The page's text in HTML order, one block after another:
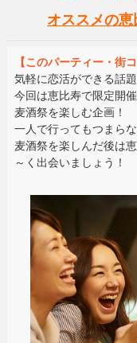
オススメの
【このパーティー・街
気軽に恋活ができる話
今回は恵比寿で限定開
麦酒祭を楽しむ企画！
一人で行ってもつまら
麦酒祭を楽しんだ後は
～く出会いましょう！